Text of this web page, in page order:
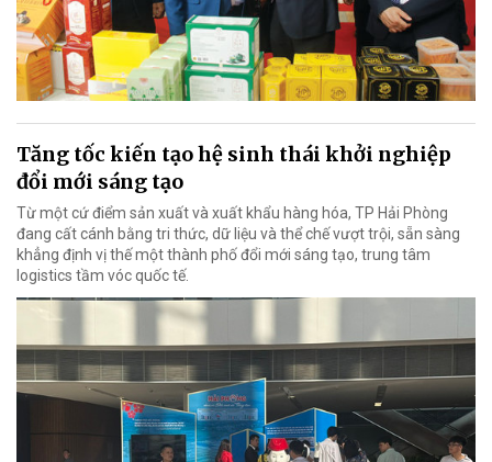
Tăng tốc kiến tạo hệ sinh thái khởi nghiệp
đổi mới sáng tạo
Từ một cứ điểm sản xuất và xuất khẩu hàng hóa, TP Hải Phòng
đang cất cánh bằng tri thức, dữ liệu và thể chế vượt trội, sẵn sàng
khẳng định vị thế một thành phố đổi mới sáng tạo, trung tâm
logistics tầm vóc quốc tế.